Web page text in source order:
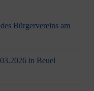
Bürgervereins am
in Beuel